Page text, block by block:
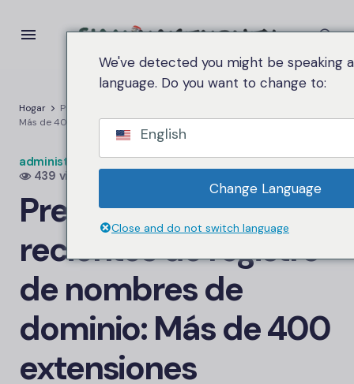
Hogar
Precios más recientes de registro de nombres de dominio:
Más de 400 extensiones disponibles, desde $1 por dominio (TLD).
administrador.siammakemoneyen 29 de mayo de 2026
439 vista
Precios más
recientes de registro
de nombres de
dominio: Más de 400
extensiones
We've detected you might be speaking
language. Do you want to change to:
English
Change Language
Close and do not switch language